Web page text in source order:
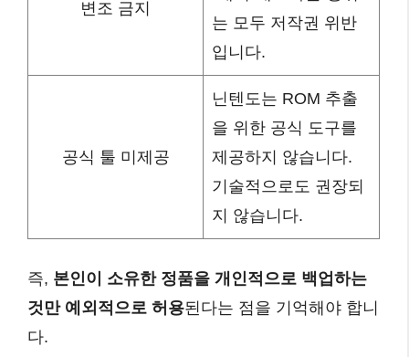
변조 금지
는 모두 저작권 위반
입니다.
공식 툴 미제공
닌텐도는 ROM 추출
을 위한 공식 도구를
제공하지 않습니다.
기술적으로도 권장되
지 않습니다.
즉, 본인이 소유한 정품을 개인적으로 백업하는
것만 예외적으로 허용된다는 점을 기억해야 합니
다.